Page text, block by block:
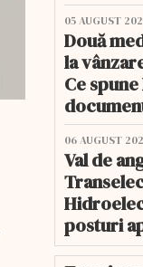
05 AUGUST
Două
la
Ce
06 AUGUST
Val de
posturi